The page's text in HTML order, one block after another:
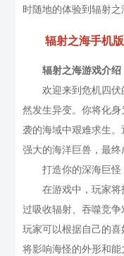
时随地的体验到辐射之
辐射之海手机
辐射之海游戏介绍
欢迎来到危机四伏
然发生异变。你将化
袭的海域中艰难求生
强大的海洋巨兽，最
打造你的深海巨怪
在游戏中，玩家将
过吸收辐射、吞噬竞争
玩家可以根据自己的
将影响海怪的外形和